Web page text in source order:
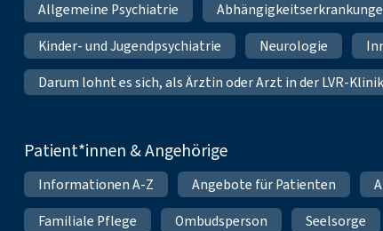
Allgemeine Psychiatrie
Kinder- und Jugendpsychiatrie
Neurologie
Darum lohnt es sich, als Ärztin oder Arzt in der LVR-
Patient*innen & Angehörige
Informationen A-Z Angebote für Patienten
Familiale Pflege
Ombudsperson Seelsorge